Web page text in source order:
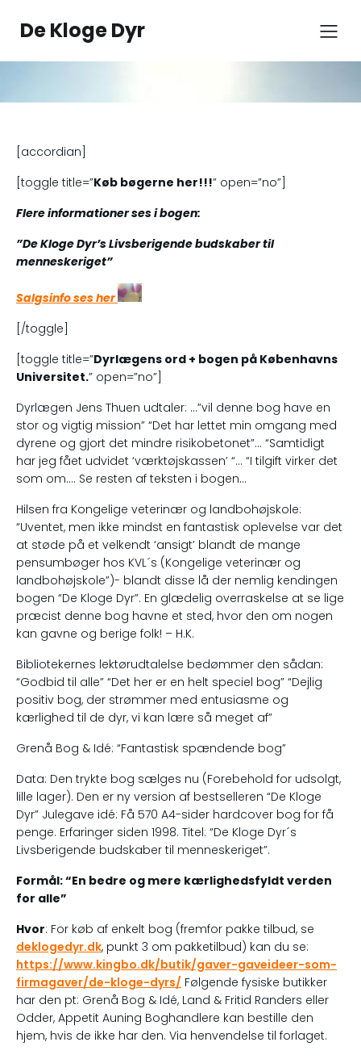
indholdDe Kloge Dyr
[accordian]
[toggle title=”Køb bøgerne her!!!” open=”no”]
Flere informationer ses i bogen:
”De Kloge Dyr’s Livsberigende budskaber til
menneskeriget”
Salgsinfo ses her
[/toggle]
[toggle title=”Dyrlægens ord + bogen på Københavns
Universitet.” open=”no”]
Dyrlægen Jens Thuen udtaler: …”vil denne bog have en
stor og vigtig mission” “Det har lettet min omgang med
dyrene og gjort det mindre risikobetonet”… “Samtidigt
har jeg fået udvidet ‘værktøjskassen’ “… “I tilgift virker det
som om…. Se resten af teksten i bogen…
Hilsen fra Kongelige veterinær og landbohøjskole:
“Uventet, men ikke mindst en fantastisk oplevelse var det
at støde på et velkendt ‘ansigt’ blandt de mange
pensumbøger hos KVL´s (Kongelige veterinær og
landbohøjskole”)- blandt disse lå der nemlig kendingen
bogen “De Kloge Dyr”. En glædelig overraskelse at se lige
præcist denne bog havne et sted, hvor den om nogen
kan gavne og berige folk! – H.K.
Bibliotekernes lektørudtalelse bedømmer den sådan:
“Godbid til alle” “Det her er en helt speciel bog” “Dejlig
positiv bog, der strømmer med entusiasme og
kærlighed til de dyr, vi kan lære så meget af”
Grenå Bog & Idé: “Fantastisk spændende bog”
Data: Den trykte bog sælges nu (Forebehold for udsolgt,
lille lager). Den er ny version af bestselleren “De Kloge
Dyr” Julegave idé: Få 570 A4-sider hardcover bog for få
penge. Erfaringer siden 1998. Titel: “De Kloge Dyr´s
Livsberigende budskaber til menneskeriget”.
Formål: “En bedre og mere kærlighedsfyldt verden
for alle”
Hvor: For køb af enkelt bog (fremfor pakke tilbud, se
deklogedyr.dk, punkt 3 om pakketilbud) kan du se:
https://www.kingbo.dk/butik/gaver-gaveideer-som-
firmagaver/de-kloge-dyrs/ Følgende fysiske butikker
har den pt: Grenå Bog & Idé, Land & Fritid Randers eller
Odder, Appetit Auning Boghandlere kan bestille den
hjem, hvis de ikke har den. Via henvendelse til forlaget.